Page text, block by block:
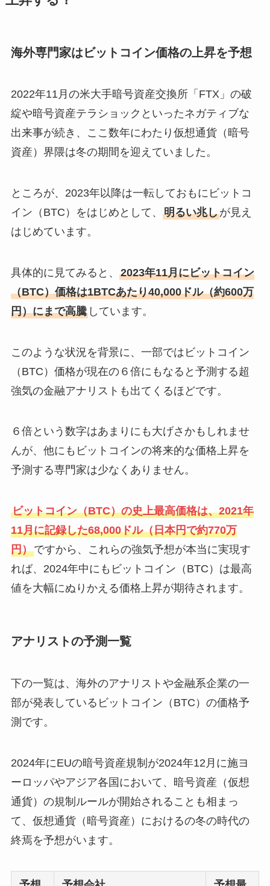
海外専門家はビットコイン価格の上昇を予想
2022年11月の米大手暗号資産交換所「FTX」の破
綻や暗号資産テラショックといったネガティブな
出来事が続き、ここ数年にわたり仮想通貨（暗号
資産）界隈は冬の期間を迎えていました。
ところが、2023年以降は一転しておもにビットコ
イン（BTC）をはじめとして、 明るい兆しが見え
はじめています。
具体的に見てみると、 2023年11月にビットコイン
（BTC）価格は1BTCあたり40,000ドル（約600万
円）にまで高騰しています。
このような状況を背景に、一部ではビットコイン
（BTC）価格が現在の６倍にもなると予測する超
強気の金融アナリストも出てくるほどです。
６倍という数字はあまりにも大げさかもしれませ
んが、他にもビットコインの将来的な価格上昇を
予測する専門家は少なくありません。
ビットコイン（BTC）の史上最高価格は、2021年
11月に記録した68,000ドル（日本円で約770万
円）ですから、これらの強気予想が本当に実現す
れば、2024年中にもビットコイン（BTC）は最高
値を大幅にぬりかえる価格上昇が期待されます。
アナリストの予測一覧
下の一覧は、海外のアナリストや金融系企業の一
部が発表しているビットコイン（BTC）の価格予
測です。
2024年にEUの暗号資産規制が2024年12月に施ヨ
ーロッパやアジア各国において、暗号資産（仮想
通貨）の規制ルールが開始されることも相まっ
て、仮想通貨（暗号資産）におけるの冬の時代の
終焉を予想がいます。